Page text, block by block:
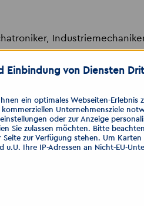
von Vorteil
und Steuerungstechnik
Arbeitsweise
zögern Sie nicht und
Einbindung von Diensten
ein optimales Webseiten-Erlebnis
Unternehmensziele
oder zur Anzeige
Sie zulassen möchten. Bitte
zur Verfügung stehen. Um
u.U. Ihre IP-Adressen an Nicht-EU-